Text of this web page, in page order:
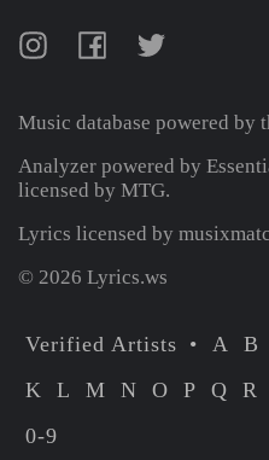
Music database powered by
Analyzer powered by
licensed by MTG.
Lyrics licensed by
© 2026 Lyrics.ws
Verified Artists A B
K
L M N O P Q R
0-9